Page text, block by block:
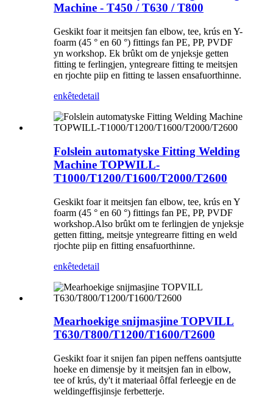
Machine - T450 / T630 / T800
Geskikt foar it meitsjen fan elbow, tee, krús en Y-
foarm (45 ° en 60 °) fittings fan PE, PP, PVDF
yn workshop. Ek brûkt om de ynjeksje getten
fitting te ferlingjen, yntegreare fitting te meitsjen
en rjochte piip en fitting te lassen ensafuorthinne.
enkêtedetail
Folslein automatyske Fitting Welding
Machine TOPWILL-
T1000/T1200/T1600/T2000/T2600
Geskikt foar it meitsjen fan elbow, tee, krús en Y
foarm (45 ° en 60 °) fittings fan PE, PP, PVDF
workshop.Also brûkt om te ferlingjen de ynjeksje
getten fitting, meitsje yntegrearre fitting en weld
rjochte piip en fitting ensafuorthinne.
enkêtedetail
Mearhoekige snijmasjine TOPVILL
T630/T800/T1200/T1600/T2600
Geskikt foar it snijen fan pipen neffens oantsjutte
hoeke en dimensje by it meitsjen fan in elbow,
tee of krús, dy't it materiaal ôffal ferleegje en de
weldingeffisjinsje ferbetterje.